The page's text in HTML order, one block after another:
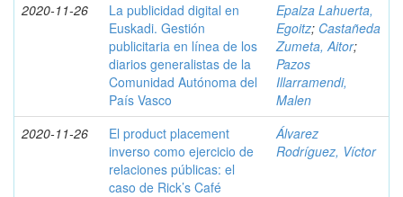
2020-11-26
La publicidad digital en
Euskadi. Gestión
publicitaria en línea de los
diarios generalistas de la
Comunidad Autónoma del
País Vasco
Epalza Lahuerta,
Egoitz; Castañeda
Zumeta, Aitor;
Pazos
Illarramendi,
Malen
2020-11-26
El product placement
inverso como ejercicio de
relaciones públicas: el
caso de Rick’s Café
Álvarez
Rodríguez, Víctor